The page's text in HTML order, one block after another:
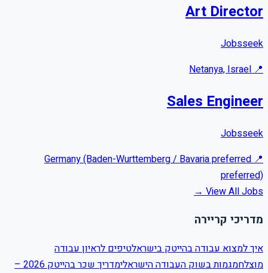
Art Director
Jobsseek
📍
Netanya, Israel
Sales Engineer
Jobsseek
📍
Germany (Baden-Wurttemberg / Bavaria preferred
preferred)
View All Jobs →
מדריכי קריירה
איך למצוא עבודה בהייטק בישראלטיפים לראיון עבודה
מוצלחמגמות בשוק העבודה הישראלי
מדריך שכר בהייטק 2026 –